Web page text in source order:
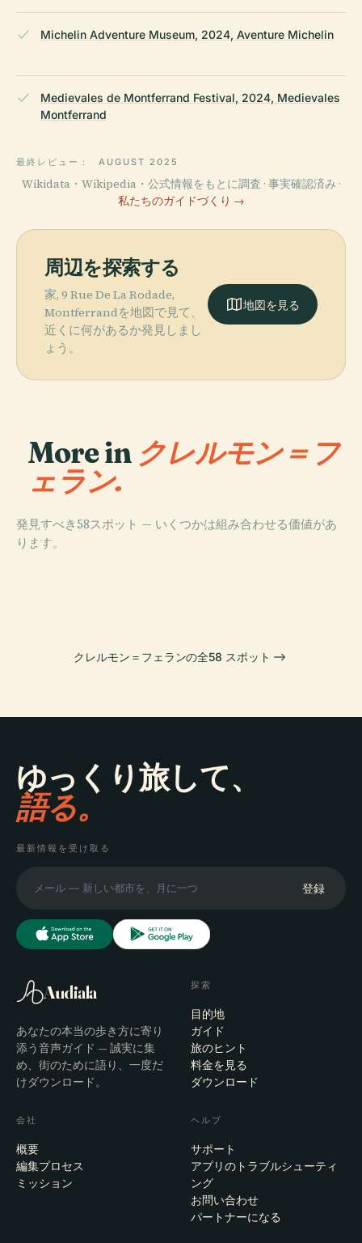
Michelin Adventure Museum, 2024, Aventure Michelin
Medievales de Montferrand Festival, 2024, Medievales
Montferrand
最終レビュー： AUGUST 2025
Wikidata・Wikipedia・公式情報をもとに調査 · 事実確認済み ·
私たちのガイドづくり →
周辺を探索する
家, 9 Rue De La Rodade,
Montferrandを地図で見て、
近くに何があるか発見しまし
ょう。
地図を見る
More in クレルモン＝フ
ェラン.
発見すべき58スポット — いくつかは組み合わせる価値があ
ります。
PLACE
クレルモン＝フ
PLACE
ノートルダム・
PLACE
クレルモン＝フェランの全58 スポット
ゆっくり旅して、
語る。
最新情報を受け取る
登録
Audiala
あなたの本当の歩き方に寄り
添う音声ガイド — 誠実に集
め、街のために語り、一度だ
けダウンロード。
探索
目的地
ガイド
旅のヒント
料金を見る
ダウンロード
会社
概要
編集プロセス
ミッション
ヘルプ
サポート
アプリのトラブルシューティ
ング
お問い合わせ
パートナーになる